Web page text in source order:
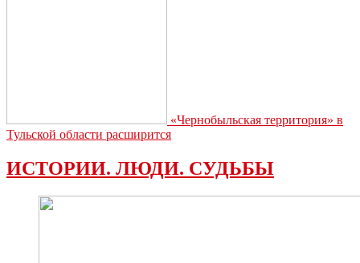
«Чернобыльская территория» в
Тульской области расширится
ИСТОРИИ. ЛЮДИ. СУДЬБЫ